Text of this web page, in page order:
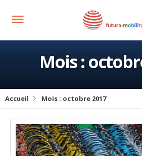
Mois :
Accueil Mois : octobre 2017